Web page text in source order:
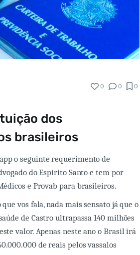
0 0 0
dos
brasileiros
o seguinte requerimento de
do Espirito Santo e tem por
e Provab para brasileiros.
vos fala, nada mais sensato já que o
de Castro ultrapassa 140 milhões
valor. Apenas neste ano o Brasil irá
de reais pelos vassalos